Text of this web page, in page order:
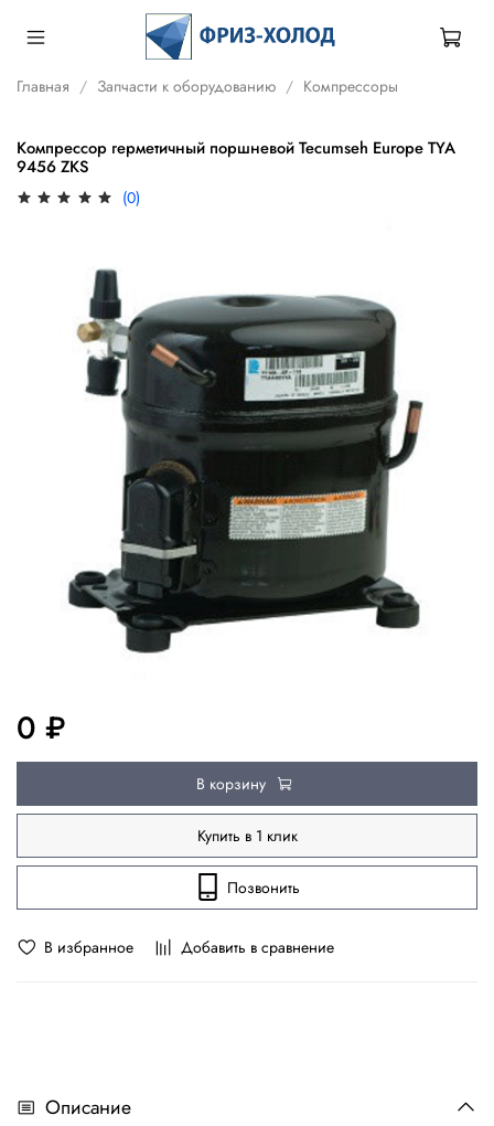
Главная Запчасти к оборудованию Компрессоры
Компрессор герметичный поршневой Tecumseh Europe TYA
9456 ZKS
(0)
В избранное Добавить в сравнение
0 ₽
В корзину
Купить в 1 клик
Позвонить
Описание